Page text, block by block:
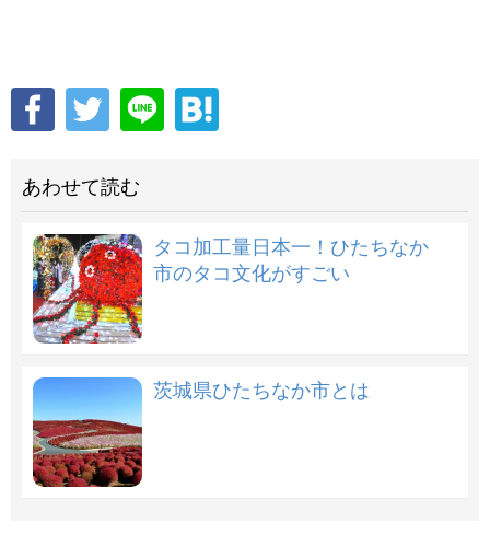
あわせて読む
タコ加工量日本一！ひたちなか
市のタコ文化がすごい
茨城県ひたちなか市とは